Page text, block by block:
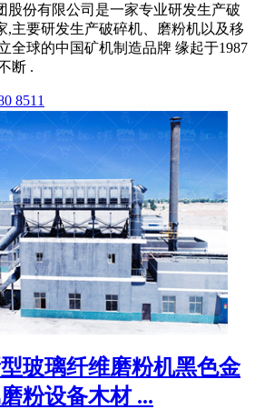
股份有限公司是一家专业研发生产破
,主要研发生产破碎机、磨粉机以及移
全球的中国矿机制造品牌 缘起于1987
断 .
8511
玻璃纤维磨粉机黑色金
粉设备木材 ...